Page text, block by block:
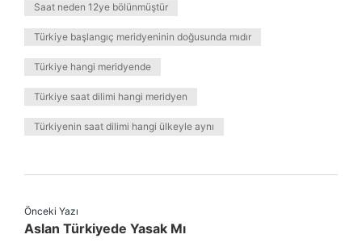
Saat neden 12ye bölünmüştür
Türkiye başlangıç meridyeninin doğusunda mıdır
Türkiye hangi meridyende
Türkiye saat dilimi hangi meridyen
Türkiyenin saat dilimi hangi ülkeyle aynı
Önceki Yazı
Aslan Türkiyede Yasak Mı